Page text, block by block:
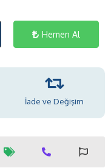
Hemen Al
İade ve Değişim